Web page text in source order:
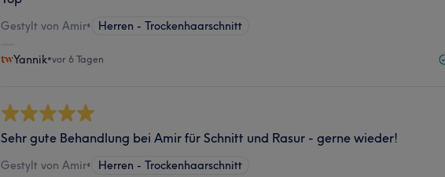
Gestylt von Amir• Herren - Trockenhaarschnitt
Yannik•vor 6 Tagen
Sehr gute Behandlung bei Amir für Schnitt und Rasur - gerne wieder!
Gestylt von Amir• Herren - Trockenhaarschnitt